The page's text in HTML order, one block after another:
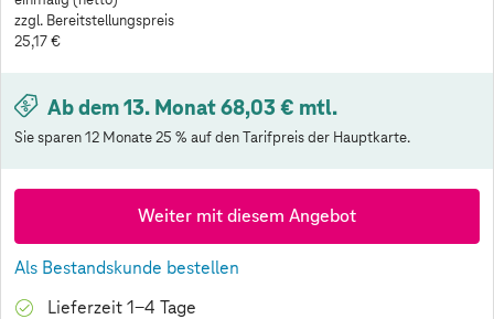
zzgl. Bereitstellungspreis
25,17 €
Ab dem 13. Monat 68,03 € mtl.
Sie sparen 12 Monate 25 % auf den Tarifpreis der Hauptkarte.
Weiter mit diesem Angebot
Als Bestandskunde bestellen
Lieferzeit 1-4 Tage